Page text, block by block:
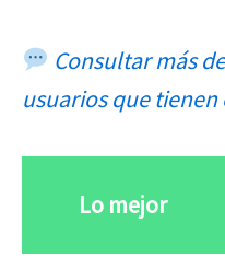
Consultar más
usuarios que tienen
Lo mejor